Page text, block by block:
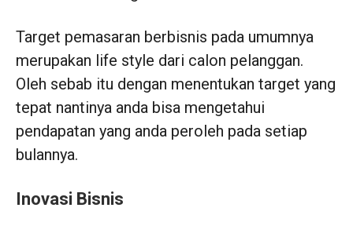
Target pemasaran berbisnis pada umumnya
merupakan life style dari calon pelanggan.
Oleh sebab itu dengan menentukan target yang
tepat nantinya anda bisa mengetahui
pendapatan yang anda peroleh pada setiap
bulannya.
Inovasi Bisnis